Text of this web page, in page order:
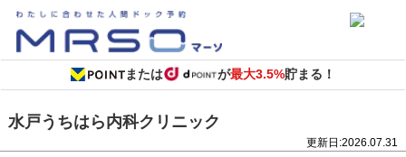
または が最大3.5%貯まる！
水戸うちはら内科クリニック
更新日:2026.07.31